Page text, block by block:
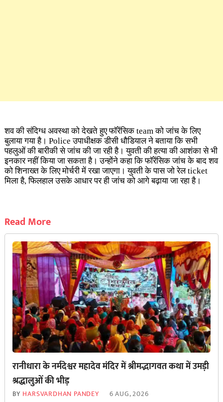
शव की संदिग्ध अवस्था को देखते हुए फॉरेंसिक team को जांच के लिए
बुलाया गया है। Police उपाधीक्षक डीसी धौडियाल ने बताया कि सभी
पहलुओं की बारीकी से जांच की जा रही है। युवती की हत्या की आशंका से भी
इनकार नहीं किया जा सकता है। उन्होंने कहा कि फॉरेंसिक जांच के बाद शव
को शिनाख्त के लिए मोर्चरी में रखा जाएगा। युवती के पास जो रेल ticket
मिला है, फिलहाल उसके आधार पर ही जांच को आगे बढ़ाया जा रहा है।
Read More
रानीधारा के नर्मदेश्वर महादेव मंदिर में श्रीमद्भागवत कथा में उमड़ी
श्रद्धालुओं की भीड़
BY HARSVARDHAN PANDEY 6 AUG, 2026